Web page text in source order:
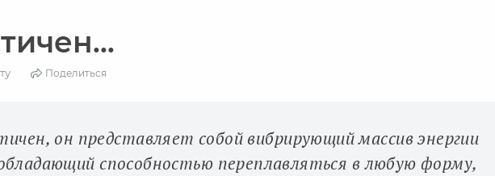
Поделиться
он представляет собой вибрирующий массив энергии
способностью переплавляться в любую форму,